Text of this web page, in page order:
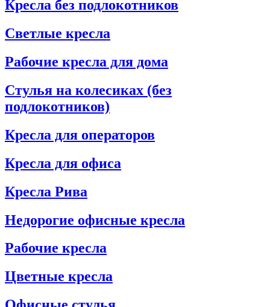
Кресла без подлокотников
Светлые кресла
Рабочие кресла для дома
Стулья на колесиках (без
подлокотников)
Кресла для операторов
Кресла для офиса
Кресла Рива
Недорогие офисные кресла
Рабочие кресла
Цветные кресла